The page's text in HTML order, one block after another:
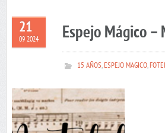
21
09 2024 Espejo Mágico –
15 AÑOS,ESPEJO MAGICO,